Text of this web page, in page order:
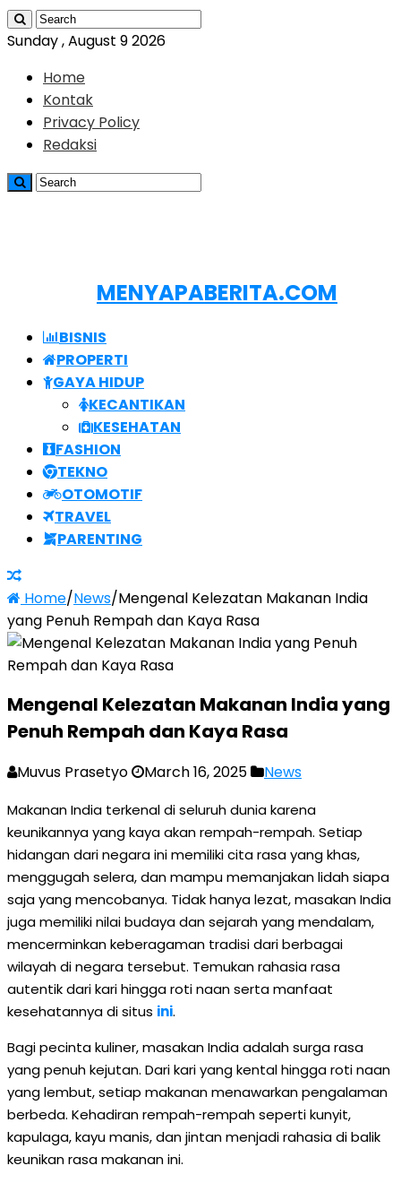
Sunday , August 9 2026
Home
Kontak
Privacy Policy
Redaksi
MENYAPABERITA.COM
BISNIS
PROPERTI
GAYA HIDUP
KECANTIKAN
KESEHATAN
FASHION
TEKNO
OTOMOTIF
TRAVEL
PARENTING
Home/News/Mengenal Kelezatan Makanan India
yang Penuh Rempah dan Kaya Rasa
Mengenal Kelezatan Makanan India yang
Penuh Rempah dan Kaya Rasa
Muvus Prasetyo March 16, 2025 News
Makanan India terkenal di seluruh dunia karena
keunikannya yang kaya akan rempah-rempah. Setiap
hidangan dari negara ini memiliki cita rasa yang khas,
menggugah selera, dan mampu memanjakan lidah siapa
saja yang mencobanya. Tidak hanya lezat, masakan India
juga memiliki nilai budaya dan sejarah yang mendalam,
mencerminkan keberagaman tradisi dari berbagai
wilayah di negara tersebut. Temukan rahasia rasa
autentik dari kari hingga roti naan serta manfaat
kesehatannya di situs ini.
Bagi pecinta kuliner, masakan India adalah surga rasa
yang penuh kejutan. Dari kari yang kental hingga roti naan
yang lembut, setiap makanan menawarkan pengalaman
berbeda. Kehadiran rempah-rempah seperti kunyit,
kapulaga, kayu manis, dan jintan menjadi rahasia di balik
keunikan rasa makanan ini.